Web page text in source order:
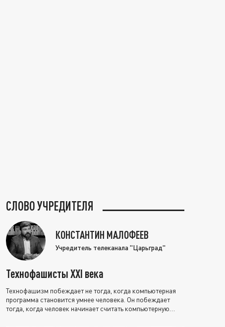
СЛОВО УЧРЕДИТЕЛЯ
КОНСТАНТИН МАЛОФЕЕВ
Учредитель телеканала "Царьград"
Технофашисты XXI века
Технофашизм побеждает не тогда, когда компьютерная
программа становится умнее человека. Он побеждает
тогда, когда человек начинает считать компьютерную